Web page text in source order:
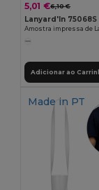
5,01 €6,10 €
Lanyard'In 75068S
Adicionar ao
Made in PT